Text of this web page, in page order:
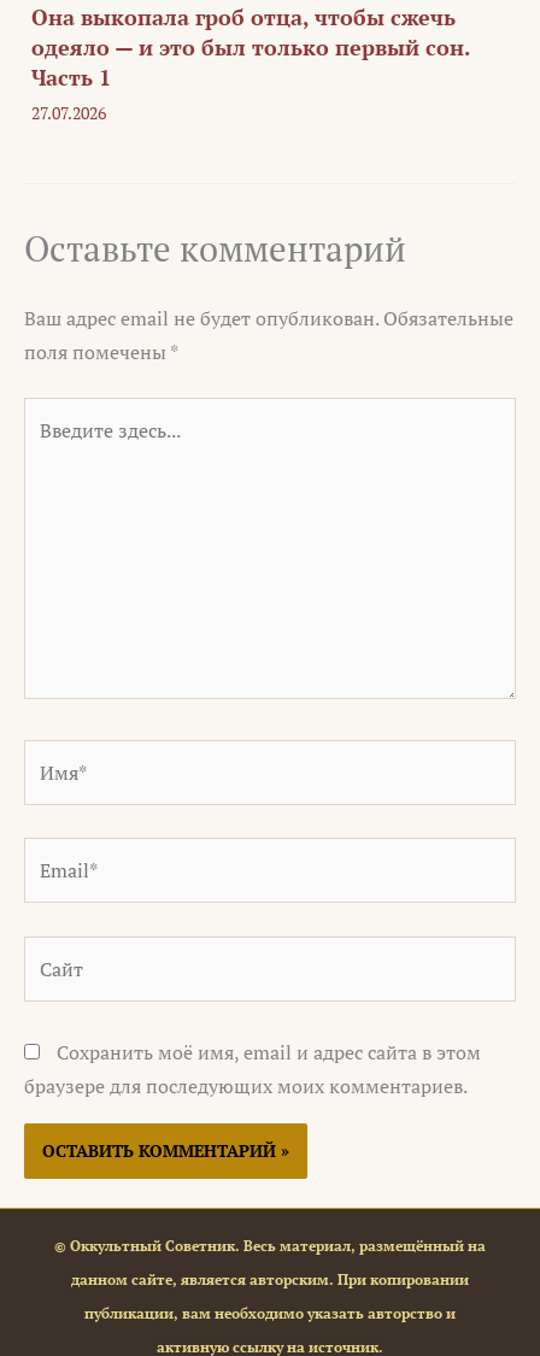
Она выкопала гроб отца, чтобы сжечь
одеяло — и это был только первый сон.
Часть 1
27.07.2026
Оставьте комментарий
Ваш адрес email не будет опубликован. Обязательные
поля помечены *
здесь...
Сохранить моё имя, email и адрес сайта в этом
браузере для последующих моих комментариев.
© Оккультный Советник. Весь материал, размещённый на
данном сайте, является авторским. При копировании
публикации, вам необходимо указать авторство и
активную ссылку на источник.